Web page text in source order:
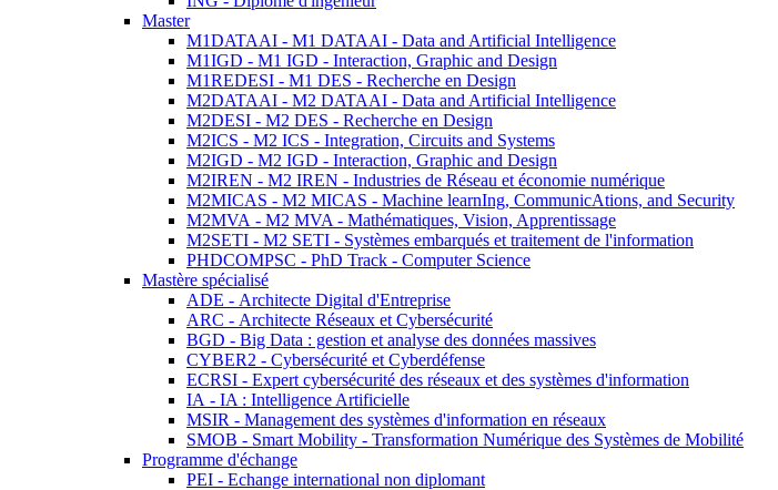
Master
M1DATAAI - M1 DATAAI - Data and Artificial Intelligence
M1IGD - M1 IGD - Interaction, Graphic and Design
M1REDESI - M1 DES - Recherche en Design
M2DATAAI - M2 DATAAI - Data and Artificial Intelligence
M2DESI - M2 DES - Recherche en Design
M2ICS - M2 ICS - Integration, Circuits and Systems
M2IGD - M2 IGD - Interaction, Graphic and Design
M2IREN - M2 IREN - Industries de Réseau et économie numérique
M2MICAS - M2 MICAS - Machine learnIng, CommunicAtions, and Security
M2MVA - M2 MVA - Mathématiques, Vision, Apprentissage
M2SETI - M2 SETI - Systèmes embarqués et traitement de l'information
PHDCOMPSC - PhD Track - Computer Science
Mastère spécialisé
ADE - Architecte Digital d'Entreprise
ARC - Architecte Réseaux et Cybersécurité
BGD - Big Data : gestion et analyse des données massives
CYBER2 - Cybersécurité et Cyberdéfense
ECRSI - Expert cybersécurité des réseaux et des systèmes d'information
IA - IA : Intelligence Artificielle
MSIR - Management des systèmes d'information en réseaux
SMOB - Smart Mobility - Transformation Numérique des Systèmes de Mobilité
Programme d'échange
PEI - Echange international non diplomant